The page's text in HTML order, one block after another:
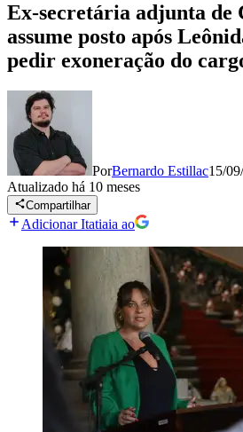
Ex-secretária adjunta de
assume posto após
pedir exoneração do
PorBernardo Estillac15/
Atualizado há 10 meses
Compartilhar
Adicionar Itatiaia ao